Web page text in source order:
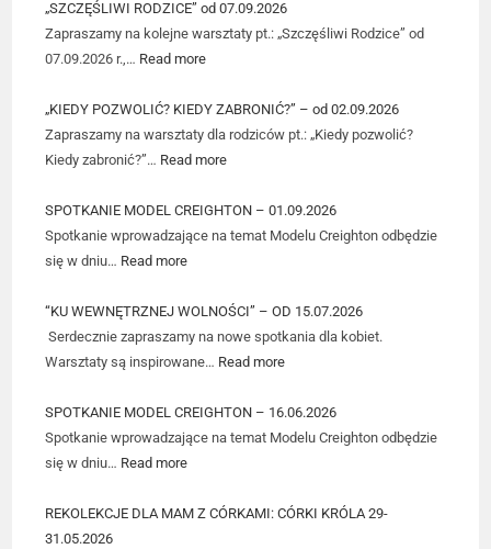
„SZCZĘŚLIWI RODZICE” od 07.09.2026
Zapraszamy na kolejne warsztaty pt.: „Szczęśliwi Rodzice” od
07.09.2026 r.,… Read more
„KIEDY POZWOLIĆ? KIEDY ZABRONIĆ?” – od 02.09.2026
Zapraszamy na warsztaty dla rodziców pt.: „Kiedy pozwolić?
Kiedy zabronić?”… Read more
SPOTKANIE MODEL CREIGHTON – 01.09.2026
Spotkanie wprowadzające na temat Modelu Creighton odbędzie
się w dniu… Read more
“KU WEWNĘTRZNEJ WOLNOŚCI” – OD 15.07.2026
Serdecznie zapraszamy na nowe spotkania dla kobiet.
Warsztaty są inspirowane… Read more
SPOTKANIE MODEL CREIGHTON – 16.06.2026
Spotkanie wprowadzające na temat Modelu Creighton odbędzie
się w dniu… Read more
REKOLEKCJE DLA MAM Z CÓRKAMI: CÓRKI KRÓLA 29-
31.05.2026